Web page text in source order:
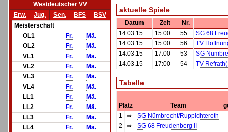
Westdeutscher VV
Erw.
Jug. Sen. BFS
BSV
Meisterschaft
OL1
Fr.
Mä.
OL2
Fr.
Mä.
VL1
Fr.
Mä.
VL2
Fr.
Mä.
VL3
Fr.
Mä.
VL4
Fr.
Mä.
LL1
Fr.
Mä.
LL2
Fr.
Mä.
LL3
Fr.
Mä.
LL4
Fr.
Mä.
aktuelle Spiele
Datum Zeit
Nr.
14.03.15
15:00 55
SG 68
14.03.15
15:00 56
TV
14.03.15
17:00 53
SG
14.03.15
17:00 54 TV
Tabelle
Platz Team
1
⇒
SG Nümbrecht/Ruppichteroth
2
⇒
SG 68 Freudenberg II